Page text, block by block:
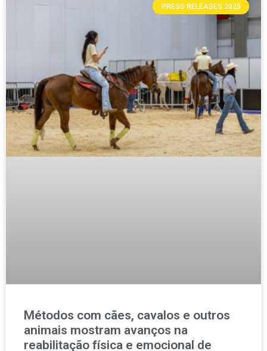
PRESS RELEASES 2025
Métodos com cães, cavalos e outros
animais mostram avanços na
reabilitação física e emocional de